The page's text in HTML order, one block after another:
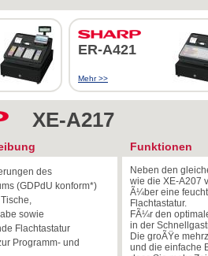
ER-A421
Mehr >>
XE-A217
des
(GDPdU konform*)
sowie
Flachtastatur
Programm- und
Funktionen
Neben den
wie die XE-A207
Ã¼ber eine
Flachtastatur.
FÃ¼r den
in der
Die groÃŸe
und die einfache